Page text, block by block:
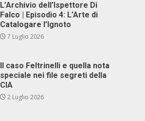
L’Archivio dell’Ispettore Di
Falco | Episodio 4: L’Arte di
Catalogare l’Ignoto
7 Luglio 2026
Il caso Feltrinelli e quella nota
speciale nei file segreti della
CIA
2 Luglio 2026